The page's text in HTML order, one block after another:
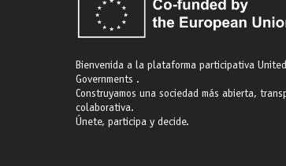
Bienvenida a la plataforma participativa
Governments .
Construyamos una sociedad más abierta,
colaborativa.
Únete, participa y decide.